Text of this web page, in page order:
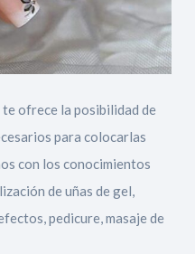
ofrece la posibilidad de
para colocarlas
con los conocimientos
de uñas de gel,
pedicure, masaje de